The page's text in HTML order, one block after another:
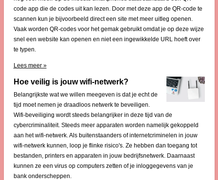
code app die de codes uit kan lezen. Door met deze app de QR-code te
scannen kun je bijvoorbeeld direct een site met meer uitleg openen.
Vaak worden QR-codes voor het gemak gebruikt omdat je op deze wijze
snel een website kan openen en niet een ingewikkelde URL hoeft over
te typen.
Lees meer »
Hoe veilig is jouw wifi-netwerk?
Belangrijkste wat we willen meegeven is dat je echt de
tijd moet nemen je draadloos netwerk te beveiligen.
Wifi-beveiliging wordt steeds belangrijker in deze tijd van de
cybercriminaliteit. Steeds meer apparaten worden namelijk gekoppeld
aan het wifi-netwerk. Als buitenstaanders of internetcriminelen in jouw
wifi-netwerk kunnen, loop je flinke risico's. Ze hebben dan toegang tot
bestanden, printers en apparaten in jouw bedrijfsnetwerk. Daarnaast
kunnen ze een virus op computers zetten of je inloggegevens van je
bank onderscheppen.